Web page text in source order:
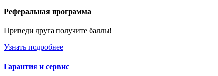
Реферальная программа
Приведи друга получите баллы!
Узнать подробнее
Гарантия и сервис